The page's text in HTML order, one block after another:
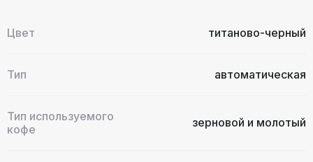
Цвет титаново-черный
Тип автоматическая
Тип используемого
кофе
зерновой и молотый